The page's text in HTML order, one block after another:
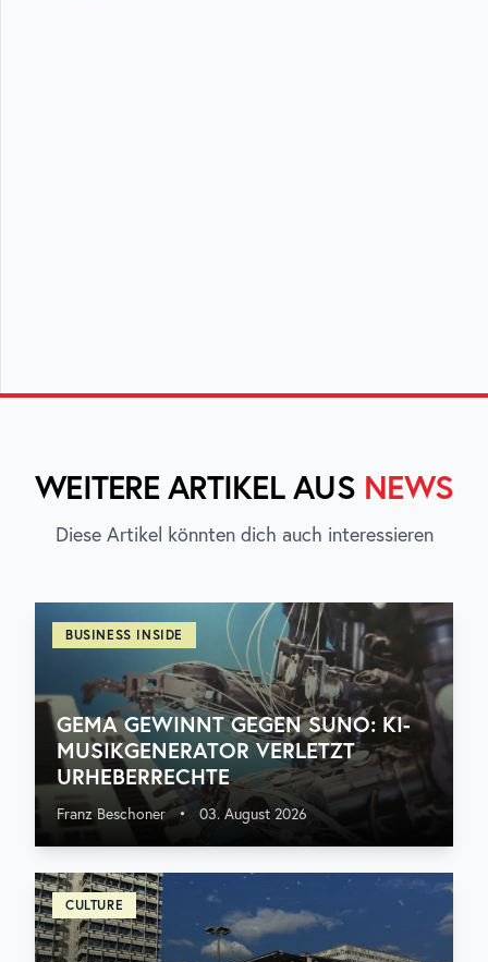
WEITERE ARTIKEL AUS NEWS
Diese Artikel könnten dich auch interessieren
BUSINESS INSIDE
GEMA GEWINNT GEGEN SUNO: KI-
MUSIKGENERATOR VERLETZT
URHEBERRECHTE
Franz Beschoner • 03. August 2026
CULTURE